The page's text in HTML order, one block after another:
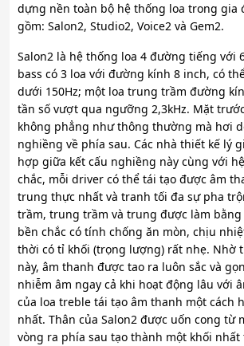
dựng nền toàn bộ hệ thống loa trong gia
gồm: Salon2, Studio2, Voice2 và Gem2.
Salon2 là hệ thống loa 4 đường tiếng với
bass có 3 loa với đường kính 8 inch, có
dưới 150Hz; một loa trung trầm đường
tần số vượt qua ngưỡng 2,3kHz. Mặt
không phẳng như thông thường mà hơi
nghiềng về phía sau. Các nhà thiết kế lý
hợp giữa kết cấu nghiềng này cùng với
chắc, mỗi driver có thể tái tạo được âm
trung thực nhất và tranh tối đa sự pha
trầm, trung trầm và trung được làm
bền chắc có tính chống ăn mòn, chịu
thời có tỉ khối (trọng lượng) rất nhẹ. Nhờ
này, âm thanh được tao ra luôn sắc và
nhiễm âm ngay cả khi hoạt động lâu với
của loa treble tái tạo âm thanh một cách
nhất. Thân của Salon2 được uốn cong từ
vòng ra phía sau tạo thành một khối nhất